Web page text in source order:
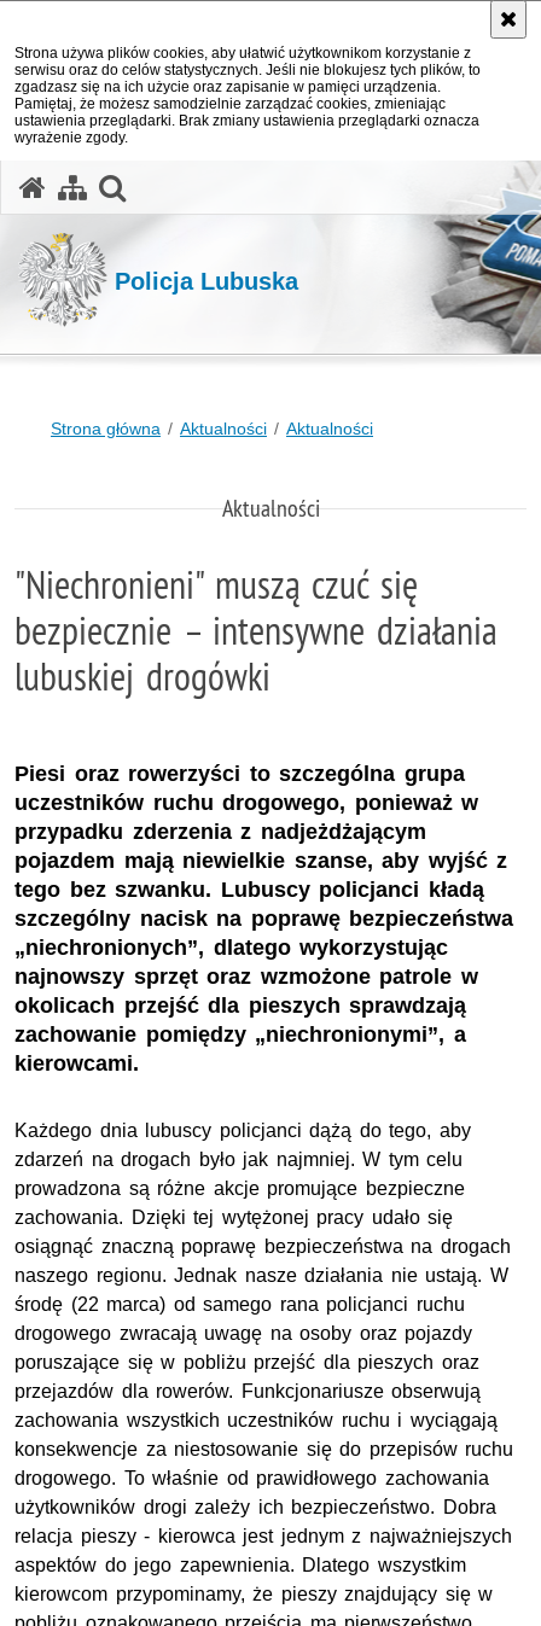
Strona używa plików cookies, aby ułatwić użytkownikom korzystanie z
serwisu oraz do celów statystycznych. Jeśli nie blokujesz tych plików, to
zgadzasz się na ich użycie oraz zapisanie w pamięci urządzenia.
Pamiętaj, że możesz samodzielnie zarządzać cookies, zmieniając
ustawienia przeglądarki. Brak zmiany ustawienia przeglądarki oznacza
wyrażenie zgody.
Policja Lubuska
Strona główna Aktualności Aktualności
Aktualności
"Niechronieni" muszą czuć się
bezpiecznie – intensywne działania
lubuskiej drogówki
Piesi oraz rowerzyści to szczególna grupa
uczestników ruchu drogowego, ponieważ w
przypadku zderzenia z nadjeżdżającym
pojazdem mają niewielkie szanse, aby wyjść z
tego bez szwanku. Lubuscy policjanci kładą
szczególny nacisk na poprawę bezpieczeństwa
„niechronionych”, dlatego wykorzystując
najnowszy sprzęt oraz wzmożone patrole w
okolicach przejść dla pieszych sprawdzają
zachowanie pomiędzy „niechronionymi”, a
kierowcami.
Każdego dnia lubuscy policjanci dążą do tego, aby
zdarzeń na drogach było jak najmniej. W tym celu
prowadzona są różne akcje promujące bezpieczne
zachowania. Dzięki tej wytężonej pracy udało się
osiągnąć znaczną poprawę bezpieczeństwa na drogach
naszego regionu. Jednak nasze działania nie ustają. W
środę (22 marca) od samego rana policjanci ruchu
drogowego zwracają uwagę na osoby oraz pojazdy
poruszające się w pobliżu przejść dla pieszych oraz
przejazdów dla rowerów. Funkcjonariusze obserwują
zachowania wszystkich uczestników ruchu i wyciągają
konsekwencje za niestosowanie się do przepisów ruchu
drogowego. To właśnie od prawidłowego zachowania
użytkowników drogi zależy ich bezpieczeństwo. Dobra
relacja pieszy - kierowca jest jednym z najważniejszych
aspektów do jego zapewnienia. Dlatego wszystkim
kierowcom przypominamy, że pieszy znajdujący się w